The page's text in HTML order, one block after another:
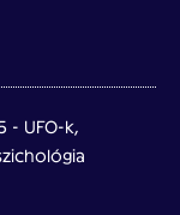
- UFO-k,